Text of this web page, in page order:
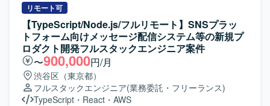
リモート可
【TypeScript/Node.js/フルリモート】SNSプラッ
トフォーム向けメッセージ配信システム等の新規プ
ロダクト開発フルスタックエンジニア案件
〜900,000円/月
渋谷区（東京都）
フルスタックエンジニア(業務委託・フリーランス)
TypeScript ・ React ・ AWS